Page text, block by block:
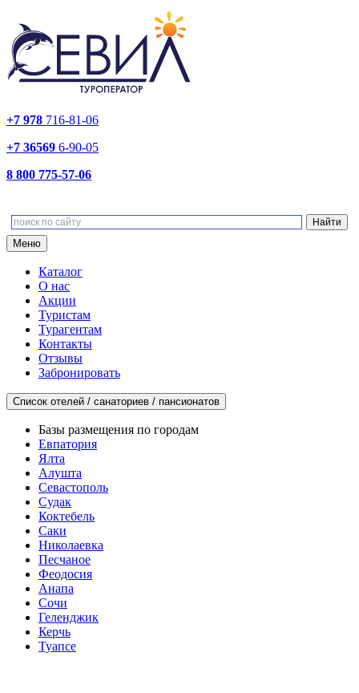
+7 978 716-81-06
+7 36569 6-90-05
8 800 775-57-06
Меню
Каталог
О нас
Акции
Туристам
Турагентам
Контакты
Отзывы
Забронировать
Список отелей / санаториев / пансионатов
Базы размещения по городам
Евпатория
Ялта
Алушта
Севастополь
Судак
Коктебель
Саки
Николаевка
Песчаное
Феодосия
Анапа
Сочи
Геленджик
Керчь
Туапсе